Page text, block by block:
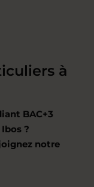
à
BAC+3
?
notre